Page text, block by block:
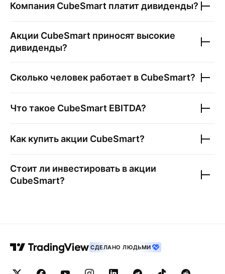
Компания CubeSmart платит дивиденды?
Акции CubeSmart приносят высокие
дивиденды?
Сколько человек работает в CubeSmart?
Что такое CubeSmart EBITDA?
Как купить акции CubeSmart?
Стоит ли инвестировать в акции
CubeSmart?
СДЕЛАНО ЛЮДЬМИ